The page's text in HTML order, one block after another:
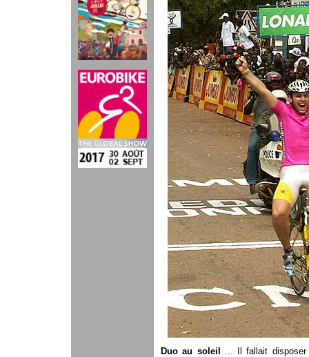
Duo au soleil
... Il fallait disposer